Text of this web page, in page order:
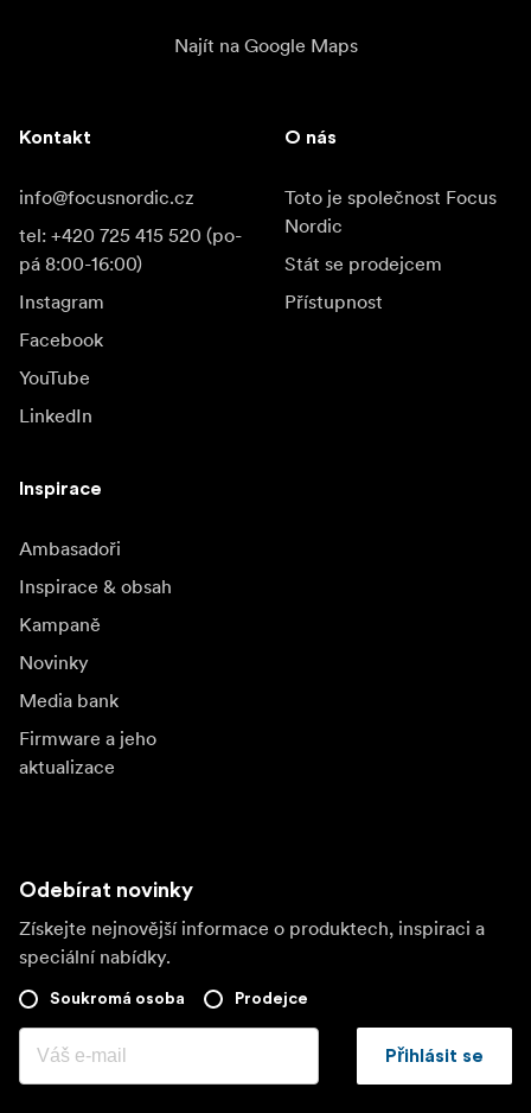
Najít na Google Maps
Kontakt
info@focusnordic.cz
tel: +420 725 415 520 (po-
pá 8:00-16:00)
Instagram
Facebook
YouTube
LinkedIn
O nás
Toto je společnost Focus
Nordic
Stát se prodejcem
Přístupnost
Inspirace
Ambasadoři
Inspirace & obsah
Kampaně
Novinky
Media bank
Firmware a jeho
aktualizace
Odebírat novinky
Získejte nejnovější informace o produktech, inspiraci a
speciální nabídky.
Soukromá osoba Prodejce
Přihlásit se